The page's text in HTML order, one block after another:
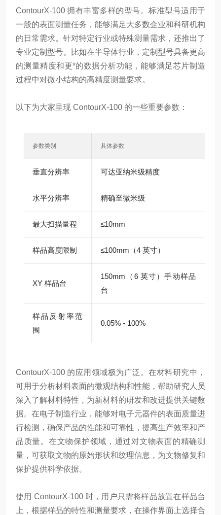
ContourX-100 拥有丰富多样的型号。标准型号适用于
一般的表面测量任务，能够满足大多数企业和科研机构
的日常需求。针对特定行业或特殊测量需求，还推出了
专业定制型号。比如在半导体行业，定制型号具备更高
的测量精度和更*的数据分析功能，能够满足芯片制造
过程中对微小结构的高精度测量要求。
以下为大家呈现 ContourX-100 的一些重要参数：
参数类别 具体参数
垂直分辨率 可达亚纳米级精度
水平分辨率 精确至微米级
最大扫描量程 ≤10mm
样品高度限制 ≤100mm（4 英寸）
XY 样品台
150mm（6 英寸）手动样品
台
样品反射率范
围
0.05% - 100%
ContourX-100 的应用领域极为广泛。在材料研究中，
可用于分析材料表面的微观结构和性能，帮助研究人员
深入了解材料特性，为新材料的研发和改进提供关键数
据。在电子制造行业，能够对电子元器件的表面质量进
行检测，确保产品的性能和可靠性，提高生产效率和产
品质量。在文物保护领域，通过对文物表面的精确测
量，可获取文物的原始形状和纹理信息，为文物修复和
保护提供科学依据。
使用 ContourX-100 时，用户只需将样品放置在样品台
上，根据样品的特性和测量要求，在操作界面上选择合